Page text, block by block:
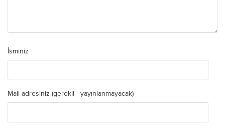
İsminiz
Mail adresiniz (gerekli - yayınlanmayacak)